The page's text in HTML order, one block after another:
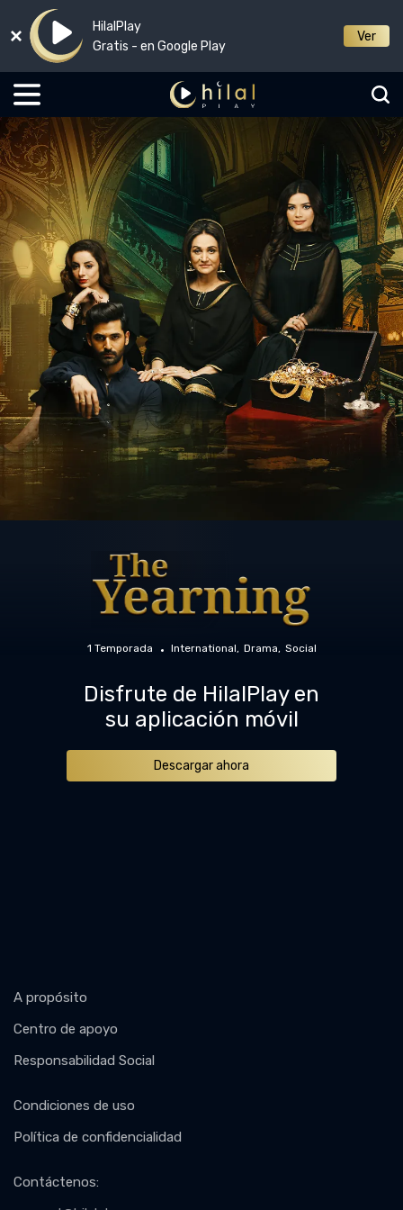
HilalPlay
Gratis - en Google Play
Ver
1 Temporada International Drama Social
Disfrute de HilalPlay en
su aplicación móvil
Descargar ahora
A propósito
Centro de apoyo
Responsabilidad Social
Condiciones de uso
Política de confidencialidad
Contáctenos: